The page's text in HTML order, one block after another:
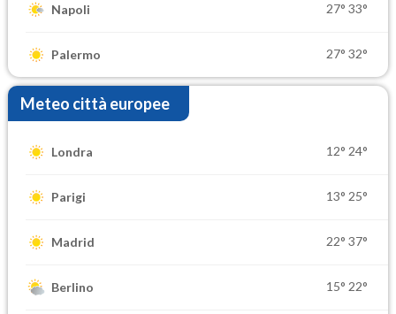
Napoli 27° 33°
Palermo 27° 32°
Meteo città europee
Londra 12° 24°
Parigi 13° 25°
Madrid 22° 37°
Berlino 15° 22°